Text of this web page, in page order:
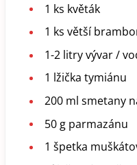
1 ks květák
1 ks větší
1-2 litryvývar /
1 lžička tymiánu
200 ml smetany
50 g parmazánu
1 špetka